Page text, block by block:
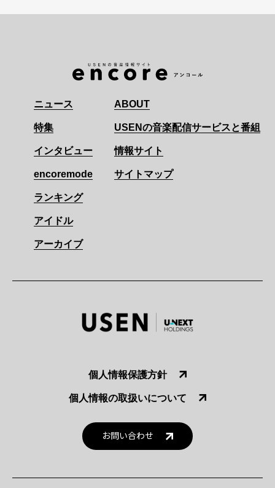
ニュース
特集
インタビュー
encoremode
ランキング
アイドル
アーカイブ
ABOUT
USENの音楽配信サービスと番組
情報サイト
サイトマップ
個人情報保護方針
個人情報の取扱いについて
お問い合わせ